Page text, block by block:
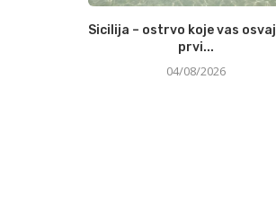
Sicilija – ostrvo koje vas
prvi...
04/08/2026